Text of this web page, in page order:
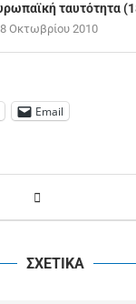
ταυτότητα
Οκτωβρίου 2010
Email
ΣΧΕΤΙΚΑ